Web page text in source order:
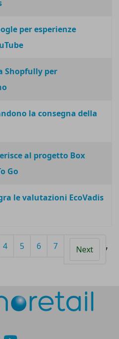
per esperienze
Shopfully per
la consegna della
al progetto Box
Go
le valutazioni EcoVadis
Pagina 1 di 7
4 5 6 7 Next